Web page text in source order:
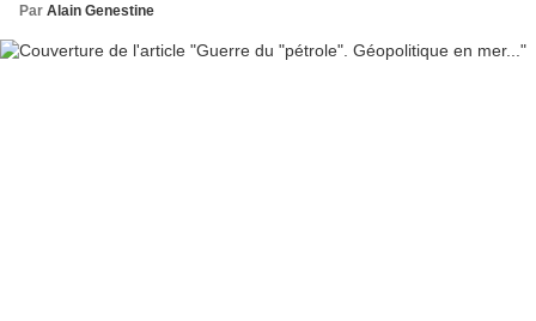
Par Alain Genestine